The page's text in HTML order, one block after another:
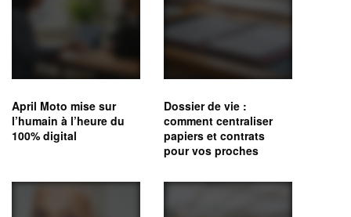
April Moto mise sur
l’humain à l’heure du
100% digital
Dossier de vie :
comment centraliser
papiers et contrats
pour vos proches